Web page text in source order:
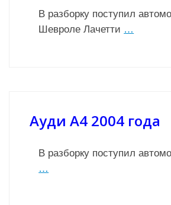
В разборку поступил
Шевроле Лачетти …
Ауди А4 2004 года
В разборку поступил
…